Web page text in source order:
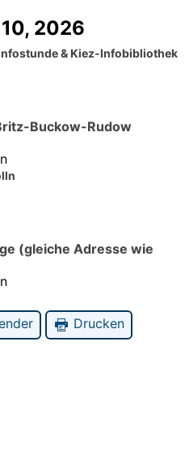
2026
& Kiez-Infobibliothek
Buckow-Rudow
(gleiche Adresse wie
Drucken